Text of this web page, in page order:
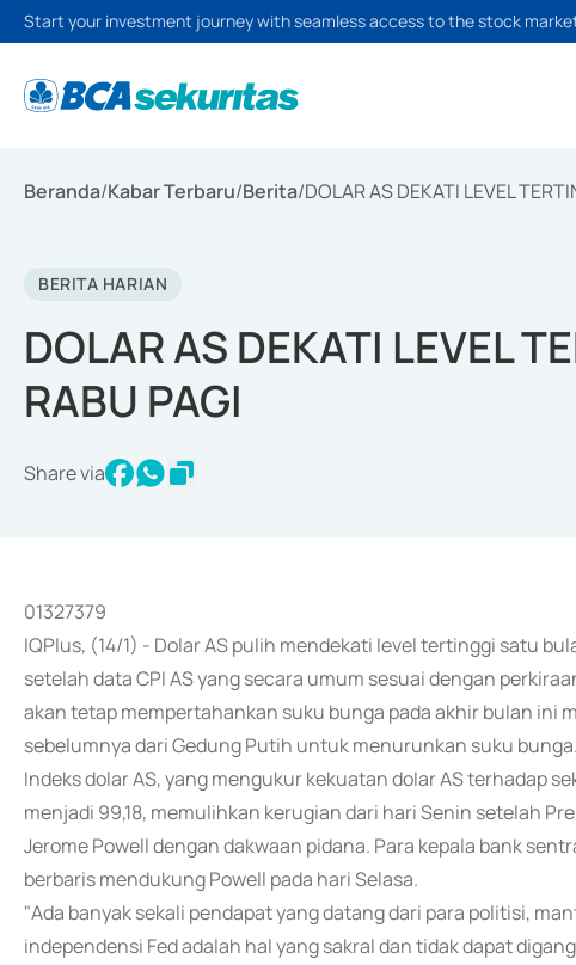
Start your investment journey with seamless access to the stock
Beranda/Kabar Terbaru/Berita/DOLAR AS DEKATI LEVEL
BERITA HARIAN
DOLAR AS DEKATI LEVEL
RABU PAGI
Share via
01327379
IQPlus, (14/1) - Dolar AS pulih mendekati level tertinggi satu
setelah data CPI AS yang secara umum sesuai dengan
akan tetap mempertahankan suku bunga pada akhir bulan ini
sebelumnya dari Gedung Putih untuk menurunkan suku bunga.
Indeks dolar AS, yang mengukur kekuatan dolar AS terhadap
menjadi 99,18, memulihkan kerugian dari hari Senin setelah
Jerome Powell dengan dakwaan pidana. Para kepala bank
berbaris mendukung Powell pada hari Selasa.
"Ada banyak sekali pendapat yang datang dari para politisi,
independensi Fed adalah hal yang sakral dan tidak dapat